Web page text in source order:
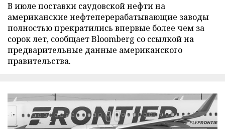
В июле поставки саудовской нефти на
американские нефтеперерабатывающие заводы
полностью прекратились впервые более чем за
сорок лет, сообщает Bloomberg со ссылкой на
предварительные данные американского
правительства.